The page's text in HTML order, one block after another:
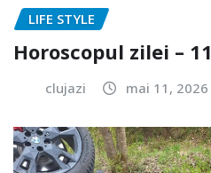
LIFE STYLE
Horoscopul zilei –
clujazi mai 11, 2026